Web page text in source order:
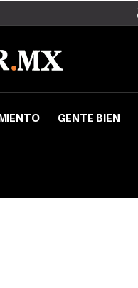
GENTE BIEN